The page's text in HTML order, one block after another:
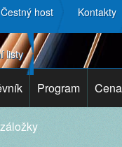
Čestný host Kontakty
listy
Program